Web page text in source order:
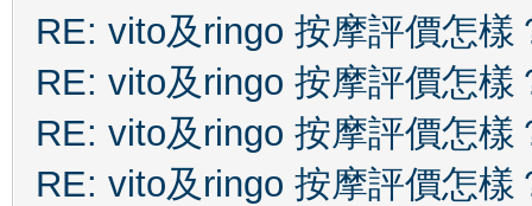
RE: vito及ringo 按摩評價怎樣
RE: vito及ringo 按摩評價怎樣
RE: vito及ringo 按摩評價怎樣
RE: vito及ringo 按摩評價怎樣